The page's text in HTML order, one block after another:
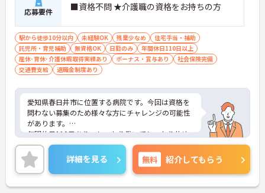
応募要件 ■資格不問 ★介護職の資格をお持ちの方
駅から徒歩10分以内 未経験OK 残業少なめ
住宅手当・補助
託児所・育児補助
無資格OK 日勤のみ
年間休日110日以上
産休･育休･介護休暇取得実績あり
ボーナス・賞与あり
社会保険完備
交通費支給
退職金制度あり
愛知県春日井市に位置する病院です。今回は資格を
問わない募集のため様々な方にチャレンジの可能性
があります。
年間休日110日あり、しっかり働いてしっかり休め
る、社員にとって理想の働き方を実現できます♪
最寄り駅より徒歩圏内と好立地にあるので、通勤の
ストレスが少ないのも嬉しいポイントです。
ご興味をお持ちの方には詳細の情報や面接のポイン
トをお伝えしますのでお気軽にお問い合わせくださ
詳細を見る 無料 紹介してもらう